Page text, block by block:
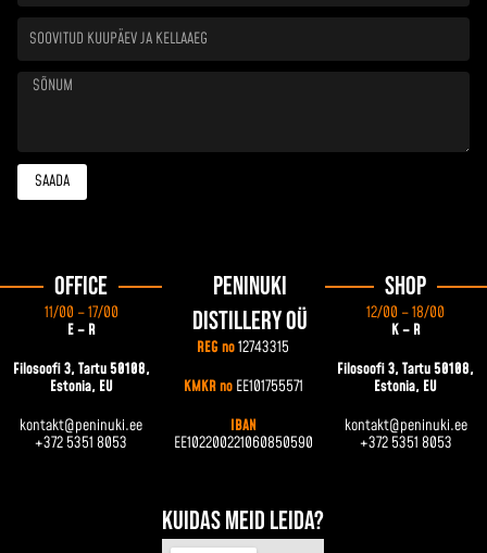
Soovitud
kuupäev
ja
kellaaeg
Sõnum
SAADA
Office
11/00 – 17/00
E – R
Filosoofi 3, Tartu 50108,
Estonia, EU
kontakt@peninuki.ee
+372 5351 8053
Peninuki
Distillery OÜ
REG no12743315
KMKR noEE101755571
IBAN
EE102200221060850590
Kuidas meid leida?
Shop
12/00 – 18/00
K – R
Filosoofi 3, Tartu 50108,
Estonia, EU
kontakt@peninuki.ee
+372 5351 8053